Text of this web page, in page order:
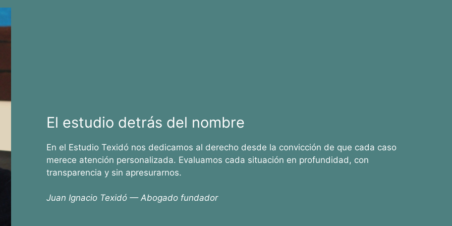
El estudio detrás del nombre
En el Estudio Texidó nos dedicamos al derecho desde la convicción de que cada caso
merece atención personalizada. Evaluamos cada situación en profundidad, con
transparencia y sin apresurarnos.
Juan Ignacio Texidó — Abogado fundador